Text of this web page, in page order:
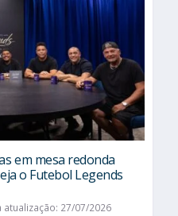
em mesa redonda
o Futebol Legends
atualização: 27/07/2026